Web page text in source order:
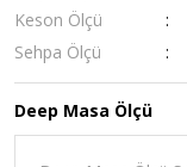
Keson Ölçü
Sehpa Ölçü
Deep Masa Ölçü